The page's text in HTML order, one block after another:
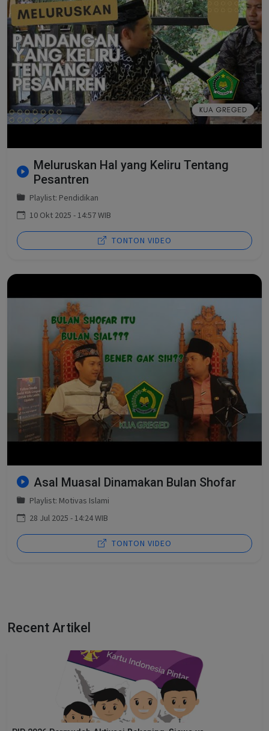
Meluruskan Hal yang Keliru Tentang
Pesantren
Playlist: Pendidikan
10 Okt 2025 - 14:57 WIB
TONTON VIDEO
Asal Muasal Dinamakan Bulan Shofar
Playlist: Motivas Islami
28 Jul 2025 - 14:24 WIB
TONTON VIDEO
Recent Artikel